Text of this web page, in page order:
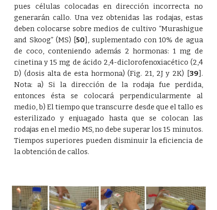
pues células colocadas en dirección incorrecta no
generarán callo. Una vez obtenidas las rodajas, estas
deben colocarse sobre medios de cultivo “Murashigue
and Skoog” (MS) [50] , suplementado con 10% de agua
de coco, conteniendo además 2 hormonas: 1 mg de
cinetina y 15 mg de ácido 2,4-diclorofenoxiacético (2,4
D) (dosis alta de esta hormona) (Fig. 21, 2J y 2K) [39] .
Nota: a) Si la dirección de la rodaja fue perdida,
entonces ésta se colocará perpendicularmente al
medio, b) El tiempo que transcurre desde que el tallo es
esterilizado y enjuagado hasta que se colocan las
rodajas en el medio MS, no debe superar los 15 minutos.
Tiempos superiores pueden disminuir la eficiencia de
la obtención de callos.